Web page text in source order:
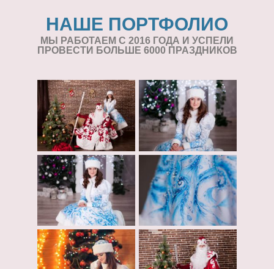
НАШЕ ПОРТФОЛИО
МЫ РАБОТАЕМ С 2016 ГОДА И УСПЕЛИ
ПРОВЕСТИ БОЛЬШЕ 6000 ПРАЗДНИКОВ